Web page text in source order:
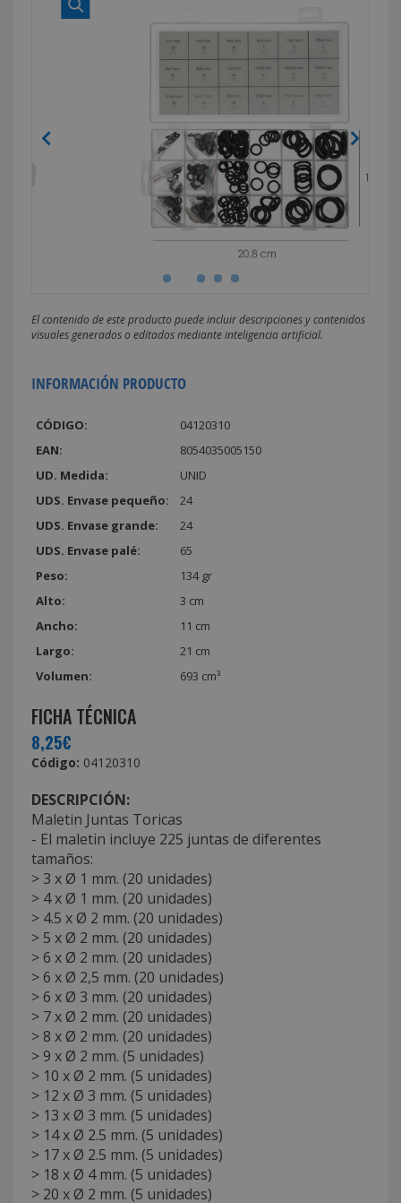
El contenido de este producto puede incluir descripciones y contenidos
visuales generados o editados mediante inteligencia artificial.
INFORMACIÓN PRODUCTO
CÓDIGO:
04120310
EAN:
8054035005150
UD. Medida:
UNID
UDS. Envase pequeño:
24
UDS. Envase grande:
24
UDS. Envase palé:
65
Peso:
134 gr
Alto:
3 cm
Ancho:
11 cm
Largo:
21 cm
Volumen:
693 cm³
FICHA TÉCNICA
8,25€
Código: 04120310
DESCRIPCIÓN:
Maletin Juntas Toricas
- El maletin incluye 225 juntas de diferentes
tamaños:
> 3 x Ø 1 mm. (20 unidades)
> 4 x Ø 1 mm. (20 unidades)
> 4.5 x Ø 2 mm. (20 unidades)
> 5 x Ø 2 mm. (20 unidades)
> 6 x Ø 2 mm. (20 unidades)
> 6 x Ø 2,5 mm. (20 unidades)
> 6 x Ø 3 mm. (20 unidades)
> 7 x Ø 2 mm. (20 unidades)
> 8 x Ø 2 mm. (20 unidades)
> 9 x Ø 2 mm. (5 unidades)
> 10 x Ø 2 mm. (5 unidades)
> 12 x Ø 3 mm. (5 unidades)
> 13 x Ø 3 mm. (5 unidades)
> 14 x Ø 2.5 mm. (5 unidades)
> 17 x Ø 2.5 mm. (5 unidades)
> 18 x Ø 4 mm. (5 unidades)
> 20 x Ø 2 mm. (5 unidades)